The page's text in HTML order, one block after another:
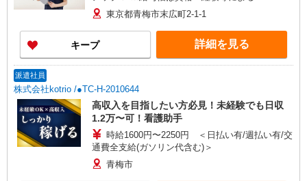
東京都青梅市末広町2-1-1
キープ 詳細を見る
派遣社員
株式会社kotrio /●TC-H-2010644
高収入を目指したい方必見！未経験でも日収
1.2万〜可！看護助手
時給1600円〜2250円 ＜日払い有/週払い有/交
通費全支給(ガソリン代含む)＞
青梅市